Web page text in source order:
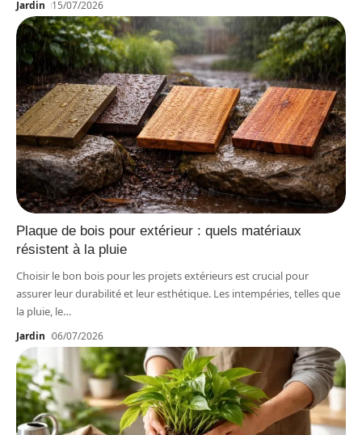
Jardin 15/07/2026
Plaque de bois pour extérieur : quels matériaux
résistent à la pluie
Choisir le bon bois pour les projets extérieurs est crucial pour
assurer leur durabilité et leur esthétique. Les intempéries, telles que
la pluie, le…
Jardin 06/07/2026